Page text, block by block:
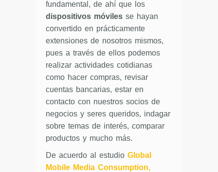
fundamental, de ahí que los
dispositivos móviles se hayan
convertido en prácticamente
extensiones de nosotros mismos,
pues a través de ellos podemos
realizar actividades cotidianas
como hacer compras, revisar
cuentas bancarias, estar en
contacto con nuestros socios de
negocios y seres queridos, indagar
sobre temas de interés, comparar
productos y mucho más.
De acuerdo al estudio Global
Mobile Media Consumption,